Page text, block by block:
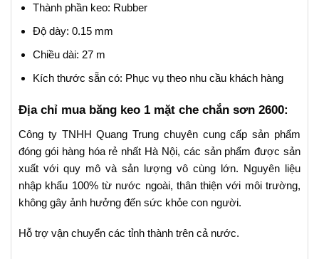
Thành phần keo: Rubber
Độ dày: 0.15 mm
Chiều dài: 27 m
Kích thước sẵn có: Phục vụ theo nhu cầu khách hàng
Địa chỉ mua băng keo 1 mặt che chắn sơn 2600:
Công ty TNHH Quang Trung chuyên cung cấp sản phẩm
đóng gói hàng hóa rẻ nhất Hà Nội, các sản phẩm được sản
xuất với quy mô và sản lượng vô cùng lớn. Nguyên liệu
nhập khẩu 100% từ nước ngoài, thân thiện với môi trường,
không gây ảnh hưởng đến sức khỏe con người.
Hỗ trợ vận chuyển các tỉnh thành trên cả nước.